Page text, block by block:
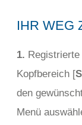
IHR WEG
1. Registrierte
Kopfbereich [
den
Menü